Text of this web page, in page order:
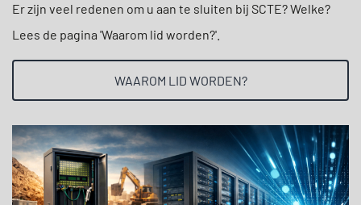
Er zijn veel redenen om u aan te sluiten bij SCTE? Welke?
Lees de pagina 'Waarom lid worden?'.
WAAROM LID WORDEN?